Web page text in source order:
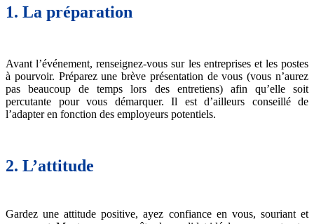
1. La préparation
Avant l’événement, renseignez-vous sur les entreprises et les postes
à pourvoir. Préparez une brève présentation de vous (vous n’aurez
pas beaucoup de temps lors des entretiens) afin qu’elle soit
percutante pour vous démarquer. Il est d’ailleurs conseillé de
l’adapter en fonction des employeurs potentiels.
2. L’attitude
Gardez une attitude positive, ayez confiance en vous, souriant et